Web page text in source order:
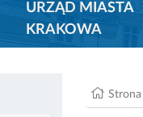
URZĄD MIASTA
KRAKOWA
Strona